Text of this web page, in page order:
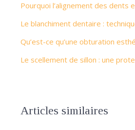
Pourquoi l’alignement des dents
Le blanchiment dentaire :
Qu’est-ce qu’une obturation
Le scellement de sillon : une
Articles similaires